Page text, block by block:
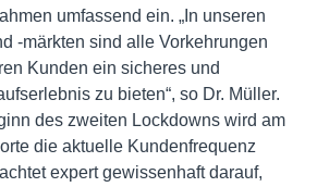
umfassend ein. „In unseren
-märkten sind alle Vorkehrungen
Kunden ein sicheres und
zu bieten“, so Dr. Müller.
des zweiten Lockdowns wird am
die aktuelle Kundenfrequenz
expert gewissenhaft darauf,